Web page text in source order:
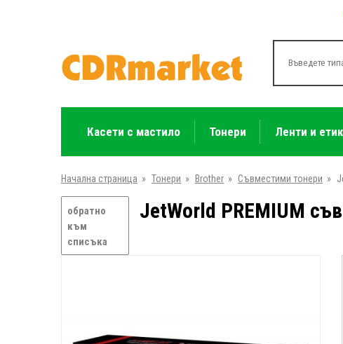
Касети с мастило Тонери Ленти и
Начална страница » Тонери » Brother » Съвместими тонери »
обратно
към
списъка
JetWorld PREMIUM